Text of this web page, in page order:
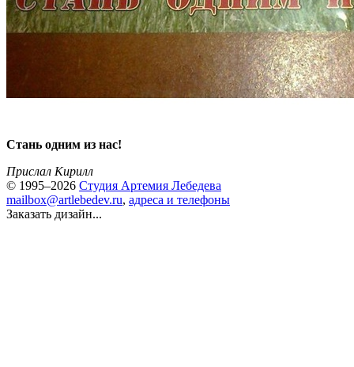
Стань одним из нас!
Прислал Кирилл
© 1995–2026 Студия Артемия Лебедева
mailbox@artlebedev.ru, адреса и телефоны
Заказать дизайн...